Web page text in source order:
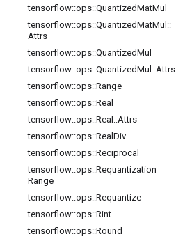
tensorflow::ops::QuantizedMatMul
tensorflow::ops::QuantizedMatMul ::
Attrs
tensorflow::ops::QuantizedMul
tensorflow::ops::QuantizedMul ::Attrs
tensorflow::ops::Range
tensorflow::ops::Real
tensorflow::ops::Real ::Attrs
tensorflow::ops::Real Div
tensorflow::ops::Reciprocal
tensorflow::ops::Requantization
Range
tensorflow::ops::Requantize
tensorflow::ops::Rint
tensorflow::ops::Round